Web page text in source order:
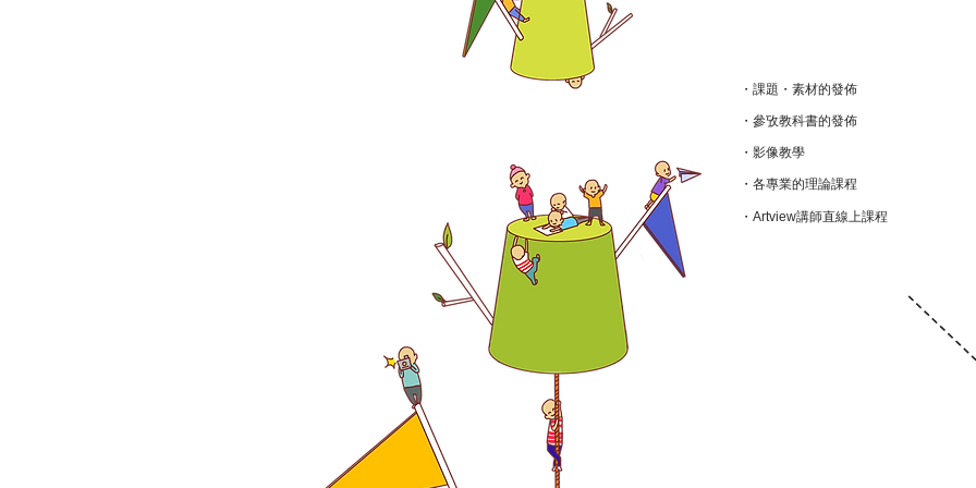
・課題・素材的發佈
・參攷教科書的發佈
・影像教學
・各專業的理論課程
・Artview講師直線上課程